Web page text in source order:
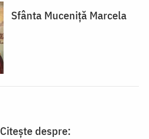
Sfânta Muceniță Marcela
Citește despre: